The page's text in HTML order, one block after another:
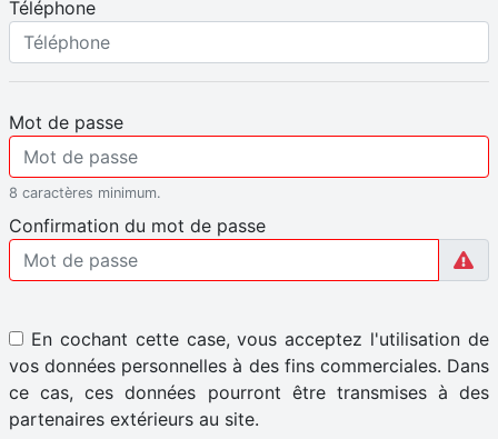
Téléphone
Mot de passe
8 caractères minimum.
Confirmation du mot de passe
En cochant cette case, vous acceptez l'utilisation de
vos données personnelles à des fins commerciales. Dans
ce cas, ces données pourront être transmises à des
partenaires extérieurs au site.